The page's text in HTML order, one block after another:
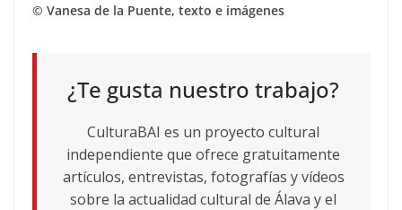
© Vanesa de la Puente, texto e imágenes
¿Te gusta nuestro trabajo?
CulturaBAI es un proyecto cultural
independiente que ofrece gratuitamente
artículos, entrevistas, fotografías y vídeos
sobre la actualidad cultural de Álava y el